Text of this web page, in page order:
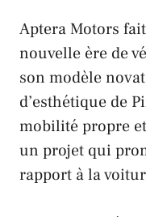
Aptera Motors
nouvelle ère de
son modèle
d’esthétique de
mobilité propre
un projet qui
rapport à la